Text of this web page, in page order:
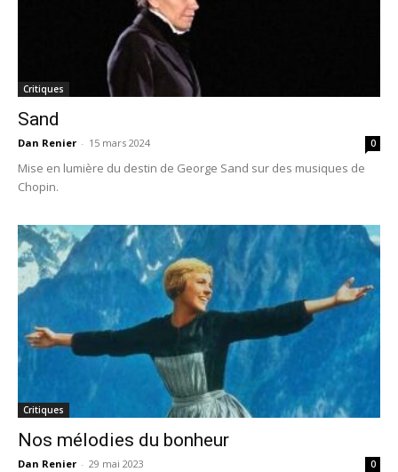
Critiques
Sand
Dan Renier - 15 mars 2024 0
Mise en lumière du destin de George Sand sur des musiques de
Chopin.
Critiques
Nos mélodies du bonheur
Dan Renier - 29 mai 2023 0